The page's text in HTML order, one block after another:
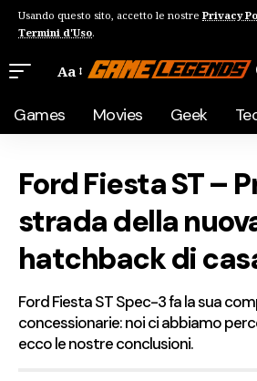
Usando questo sito, accetto le nostre Privacy
Termini d'Uso.
Aa
Games Movies Geek
Ford Fiesta ST –
strada della
hatchback di
Ford Fiesta ST Spec-3 fa la sua
concessionarie: noi ci abbiamo
ecco le nostre conclusioni.